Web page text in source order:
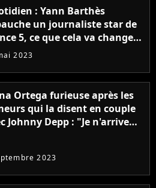
: Yann Barthès
un journaliste star de
5, ce que cela va changer
2023
Ortega furieuse après les
qui la disent en couple
Johnny Depp : "Je n'arrive
2023